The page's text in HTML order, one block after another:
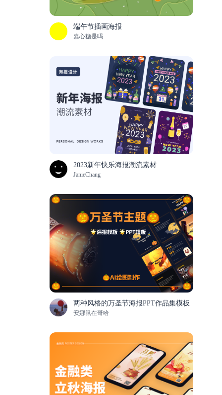
端午节插画海报
嘉心糖是吗
2023新年快乐海报潮流素材
JanieChang
两种风格的万圣节海报PPT作品集模板
安娜鼠在哥哈